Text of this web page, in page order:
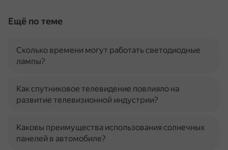
Ещё по теме
Сколько времени могут работать светодиодные
лампы?
Как спутниковое телевидение повлияло на
развитие телевизионной индустрии?
Каковы преимущества использования солнечных
панелей в автомобиле?